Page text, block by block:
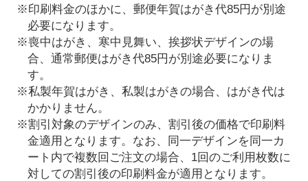
※印刷料金のほかに、郵便年賀はがき代85円が別途
必要になります。
※喪中はがき、寒中見舞い、挨拶状デザインの場
合、通常郵便はがき代85円が別途必要になりま
す。
※私製年賀はがき、私製はがきの場合、はがき代は
かかりません。
※割引対象のデザインのみ、割引後の価格で印刷料
金適用となります。なお、同一デザインを同一カ
ート内で複数回ご注文の場合、1回のご利用枚数に
対しての割引後の印刷料金が適用となります。